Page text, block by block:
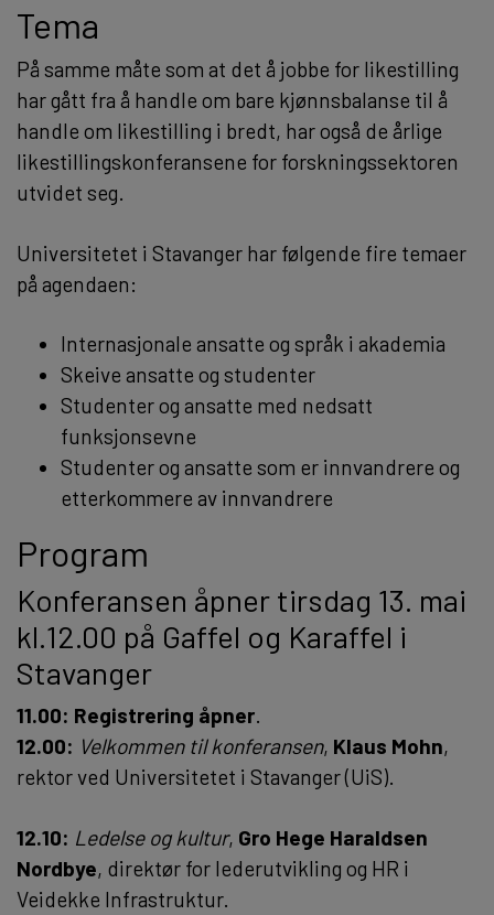
Tema
På samme måte som at det å jobbe for likestilling
har gått fra å handle om bare kjønnsbalanse til å
handle om likestilling i bredt, har også de årlige
likestillingskonferansene for forskningssektoren
utvidet seg.
Universitetet i Stavanger har følgende fire temaer
på agendaen:
Internasjonale ansatte og språk i akademia
Skeive ansatte og studenter
Studenter og ansatte med nedsatt
funksjonsevne
Studenter og ansatte som er innvandrere og
etterkommere av innvandrere
Program
Konferansen åpner tirsdag 13. mai
kl.12.00 på Gaffel og Karaffel i
Stavanger
11.00: Registrering åpner.
12.00: Velkommen til konferansen, Klaus Mohn,
rektor ved Universitetet i Stavanger (UiS).
12.10: Ledelse og kultur, Gro Hege Haraldsen
Nordbye, direktør for lederutvikling og HR i
Veidekke Infrastruktur.